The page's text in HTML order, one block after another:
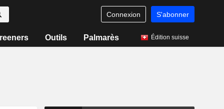
Connexion S'abonner
Outils Palmarès Édition suisse